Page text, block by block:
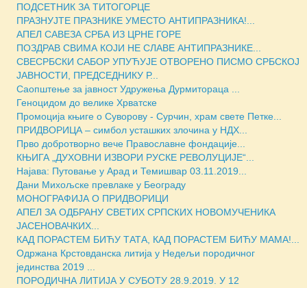
ПОДСЕТНИК ЗА ТИТОГОРЦЕ
ПРАЗНУЈТЕ ПРАЗНИКЕ УМЕСТО АНТИПРАЗНИКА!...
АПЕЛ САВЕЗА СРБА ИЗ ЦРНЕ ГОРЕ
ПОЗДРАВ СВИМА КОЈИ НЕ СЛАВЕ АНТИПРАЗНИКЕ...
СВЕСРБСКИ САБОР УПУЋУЈЕ ОТВОРЕНО ПИСМО СРБСКОЈ
ЈАВНОСТИ, ПРЕДСЕДНИКУ Р...
Саопштење за јавност Удружења Дурмитораца ...
Геноцидом до велике Хрватске
Промоција књиге о Суворову - Сурчин, храм свете Петке...
ПРИДВОРИЦА – симбол усташких злочина у НДХ...
Прво добротворно вече Православне фондације...
КЊИГА „ДУХОВНИ ИЗВОРИ РУСКЕ РЕВОЛУЦИJЕ“...
Најава: Путовање у Арад и Темишвар 03.11.2019...
Дани Михољске превлаке у Београду
МОНОГРАФИЈА О ПРИДВОРИЦИ
АПЕЛ ЗА ОДБРАНУ СВЕТИХ СРПСКИХ НОВОМУЧЕНИКА
ЈАСЕНОВАЧКИХ...
КАД ПОРАСТЕМ БИЋУ ТАТА, КАД ПОРАСТЕМ БИЋУ МАМА!...
Одржана Крстовданска литија у Недељи породичног
јединства 2019 ...
ПОРОДИЧНА ЛИТИЈА У СУБОТУ 28.9.2019. У 12